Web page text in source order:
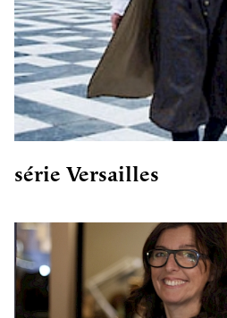
série Versailles